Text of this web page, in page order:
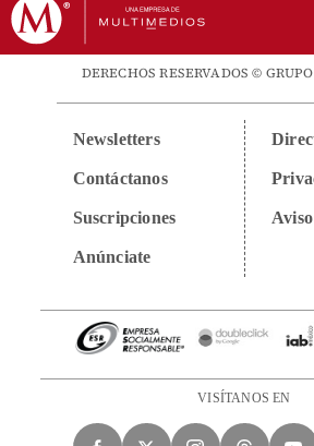
DERECHOS RESERVADOS ©
Newsletters
Contáctanos
Suscripciones
Anúnciate
VISÍTANOS EN